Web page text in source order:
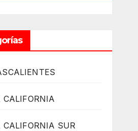
CALIFORNIA
CALIFORNIA SUR